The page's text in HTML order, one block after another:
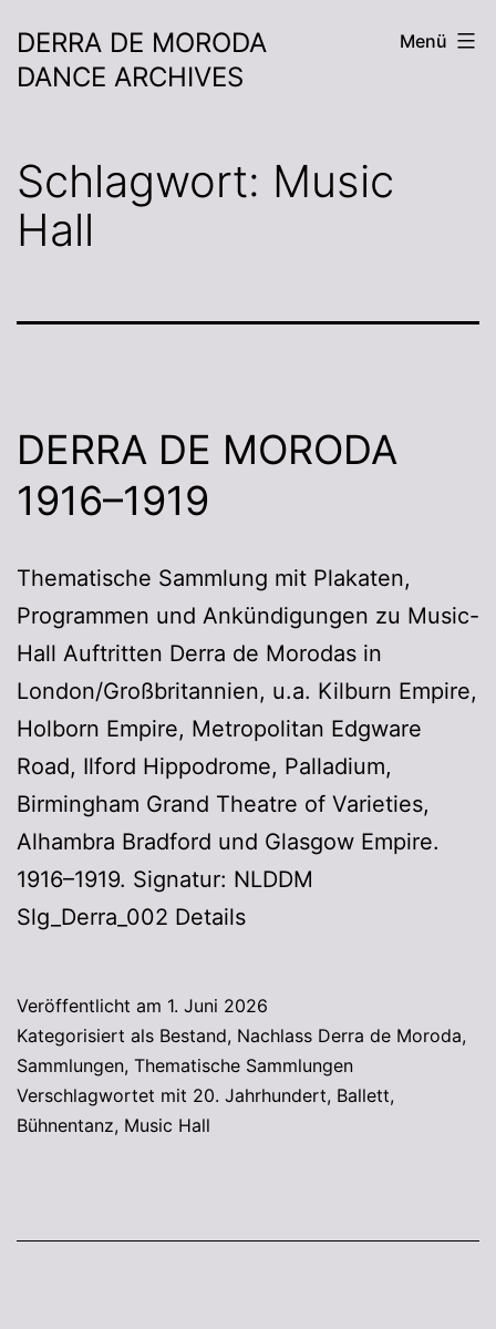
DERRA DE MORODA
DANCE ARCHIVES
Menü
Schlagwort: Music
Hall
DERRA DE MORODA
1916–1919
Thematische Sammlung mit Plakaten,
Programmen und Ankündigungen zu Music-
Hall Auftritten Derra de Morodas in
London/Großbritannien, u.a. Kilburn Empire,
Holborn Empire, Metropolitan Edgware
Road, Ilford Hippodrome, Palladium,
Birmingham Grand Theatre of Varieties,
Alhambra Bradford und Glasgow Empire.
1916–1919. Signatur: NLDDM
Slg_Derra_002 Details
Veröffentlicht am 1. Juni 2026
Kategorisiert als Bestand, Nachlass Derra de Moroda,
Sammlungen, Thematische Sammlungen
Verschlagwortet mit 20. Jahrhundert, Ballett,
Bühnentanz, Music Hall